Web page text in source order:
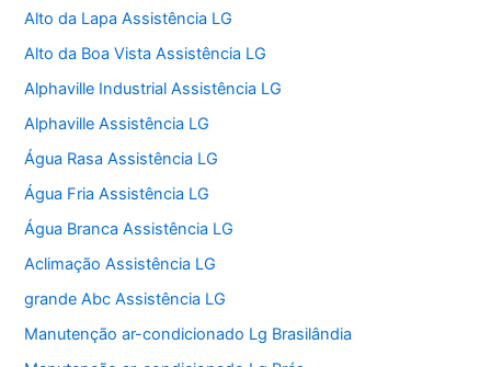
Alto da Lapa Assistência LG
Alto da Boa Vista Assistência LG
Alphaville Industrial Assistência LG
Alphaville Assistência LG
Água Rasa Assistência LG
Água Fria Assistência LG
Água Branca Assistência LG
Aclimação Assistência LG
grande Abc Assistência LG
Manutenção ar-condicionado Lg Brasilândia